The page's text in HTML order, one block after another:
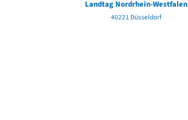
Landtag Nordrhein-Westfalen
40221 Düsseldorf